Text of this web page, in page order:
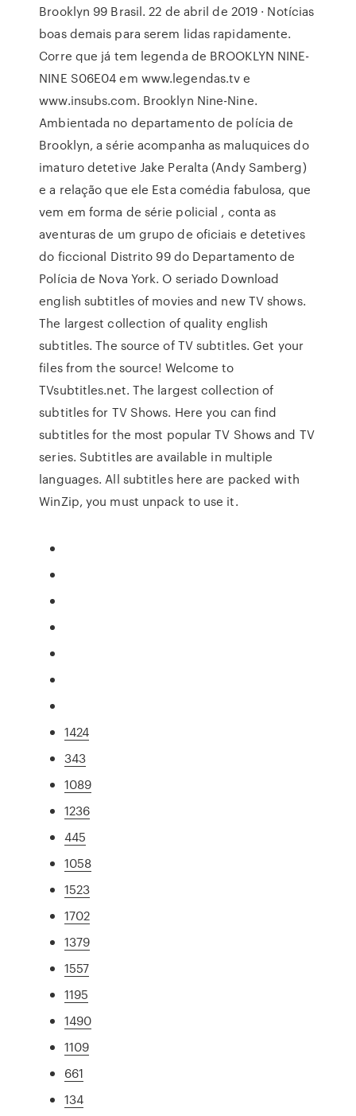
Brooklyn 99 Brasil. 22 de abril de 2019 · Notícias
boas demais para serem lidas rapidamente.
Corre que já tem legenda de BROOKLYN NINE-
NINE S06E04 em www.legendas.tv e
www.insubs.com. Brooklyn Nine-Nine.
Ambientada no departamento de polícia de
Brooklyn, a série acompanha as maluquices do
imaturo detetive Jake Peralta (Andy Samberg)
e a relação que ele Esta comédia fabulosa, que
vem em forma de série policial , conta as
aventuras de um grupo de oficiais e detetives
do ficcional Distrito 99 do Departamento de
Polícia de Nova York. O seriado Download
english subtitles of movies and new TV shows.
The largest collection of quality english
subtitles. The source of TV subtitles. Get your
files from the source! Welcome to
TVsubtitles.net. The largest collection of
subtitles for TV Shows. Here you can find
subtitles for the most popular TV Shows and TV
series. Subtitles are available in multiple
languages. All subtitles here are packed with
WinZip, you must unpack to use it.
1424
343
1089
1236
445
1058
1523
1702
1379
1557
1195
1490
1109
661
134